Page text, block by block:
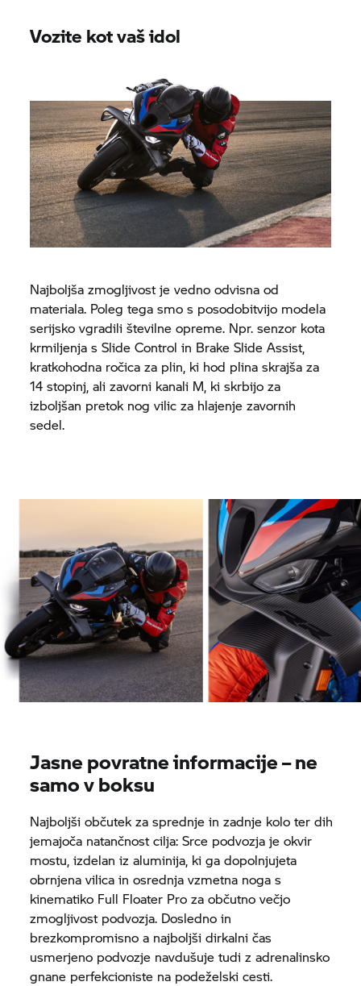
Vozite kot vaš idol
Najboljša zmogljivost je vedno odvisna od
materiala. Poleg tega smo s posodobitvijo modela
serijsko vgradili številne opreme. Npr. senzor kota
krmiljenja s Slide Control in Brake Slide Assist,
kratkohodna ročica za plin, ki hod plina skrajša za
14 stopinj, ali zavorni kanali M, ki skrbijo za
izboljšan pretok nog vilic za hlajenje zavornih
sedel.
Jasne povratne informacije – ne
samo v boksu
Najboljši občutek za sprednje in zadnje kolo ter dih
jemajoča natančnost cilja: Srce podvozja je okvir
mostu, izdelan iz aluminija, ki ga dopolnjujeta
obrnjena vilica in osrednja vzmetna noga s
kinematiko Full Floater Pro za občutno večjo
zmogljivost podvozja. Dosledno in
brezkompromisno a najboljši dirkalni čas
usmerjeno podvozje navdušuje tudi z adrenalinsko
gnane perfekcioniste na podeželski cesti.